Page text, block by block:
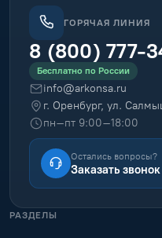
ГОРЯЧАЯ ЛИНИЯ
8 (800) 777-
Бесплатно по России
info@arkonsa.ru
г. Оренбург, ул.
пн–пт 9:00–18:00
Остались вопросы?
Заказать звонок
РАЗДЕЛЫ